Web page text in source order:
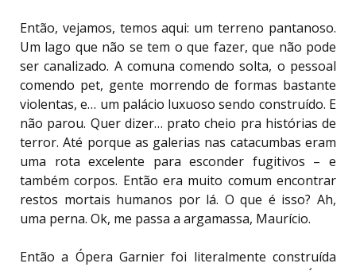
Então, vejamos, temos aqui: um terreno pantanoso.
Um lago que não se tem o que fazer, que não pode
ser canalizado. A comuna comendo solta, o pessoal
comendo pet, gente morrendo de formas bastante
violentas, e… um palácio luxuoso sendo construído. E
não parou. Quer dizer… prato cheio pra histórias de
terror. Até porque as galerias nas catacumbas eram
uma rota excelente para esconder fugitivos – e
também corpos. Então era muito comum encontrar
restos mortais humanos por lá. O que é isso? Ah,
uma perna. Ok, me passa a argamassa, Maurício.
Então a Ópera Garnier foi literalmente construída